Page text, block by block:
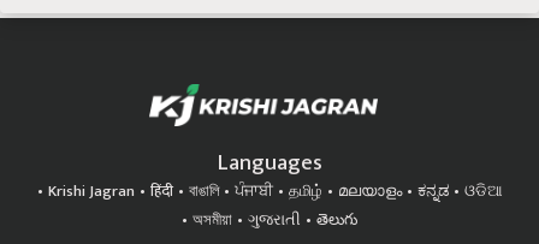
Languages
Krishi Jagran हिंदी বাঙালি ਪੰਜਾਬੀ தமிழ் മലയാളം ಕನ್ನಡ
ଓଡିଆ
অসমীয়া
ગુજરાતી తెలుగు